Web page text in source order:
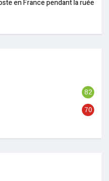
en France pendant la ruée
82
70